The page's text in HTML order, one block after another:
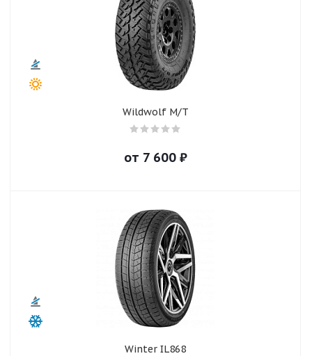
Wildwolf M/T
от 7 600₽
Winter IL868